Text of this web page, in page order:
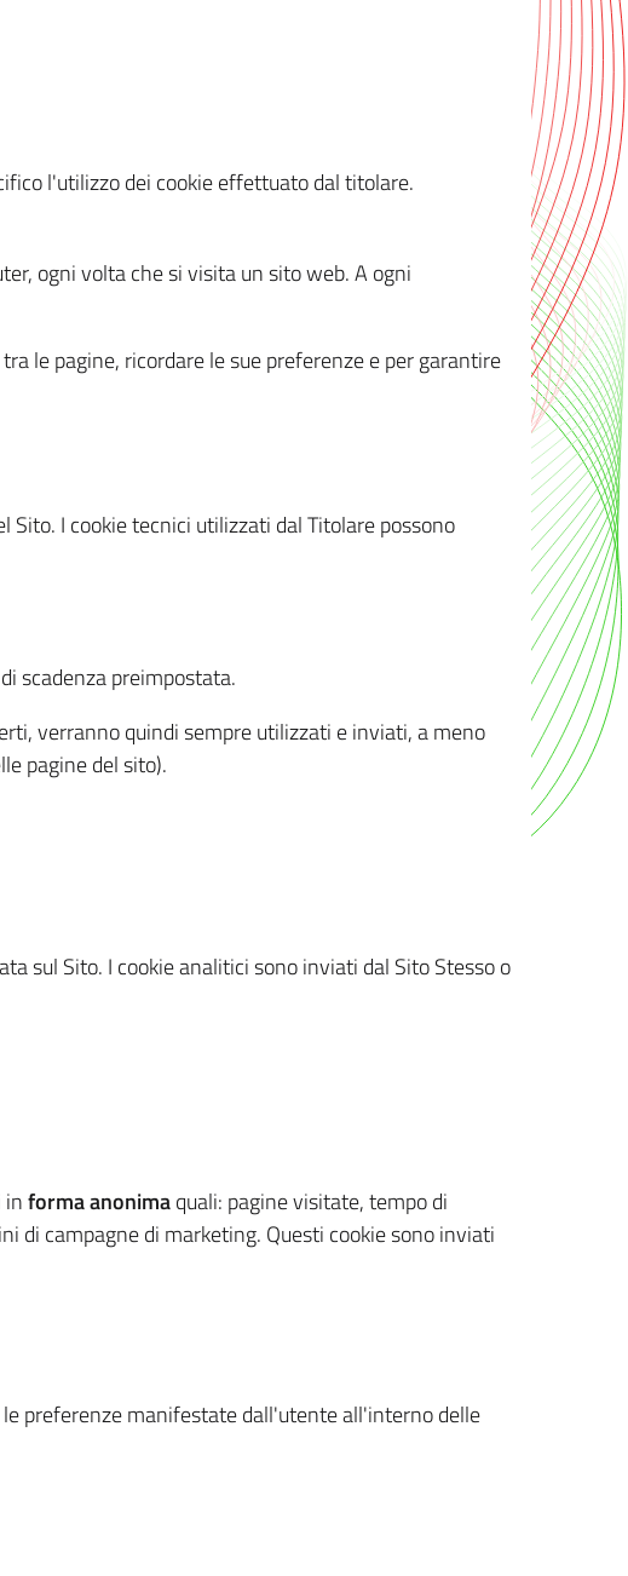
l'utilizzo dei cookie effettuato dal titolare.
ogni volta che si visita un sito web. A ogni
le pagine, ricordare le sue preferenze e per garantire
I cookie tecnici utilizzati dal Titolare possono
scadenza preimpostata.
verranno quindi sempre utilizzati e inviati, a meno
pagine del sito).
sul Sito. I cookie analitici sono inviati dal Sito Stesso o
informa anonimaquali: pagine visitate, tempo di
di campagne di marketing. Questi cookie sono inviati
preferenze manifestate dall'utente all'interno delle